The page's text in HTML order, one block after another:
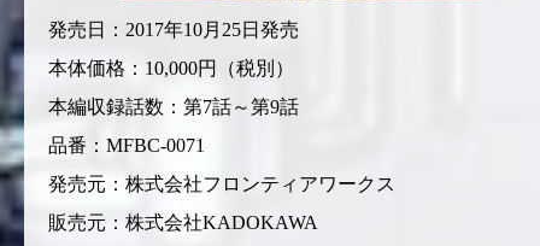
発売日：2017年10月25日発売
本体価格：10,000円（税別）
本編収録話数：第7話～第9話
品番：MFBC-0071
発売元：株式会社フロンティアワークス
販売元：株式会社KADOKAWA